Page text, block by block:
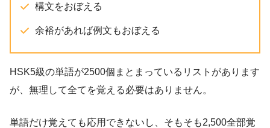
構文をおぼえる
余裕があれば例文もおぼえる
HSK5級の単語が2500個まとまっているリストがあります
が、無理して全てを覚える必要はありません。
単語だけ覚えても応用できないし、そもそも2,500全部覚